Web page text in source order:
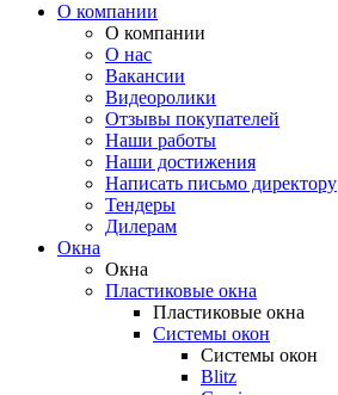
О компании
О компании
О нас
Вакансии
Видеоролики
Отзывы покупателей
Наши работы
Наши достижения
Написать письмо директору
Тендеры
Дилерам
Окна
Окна
Пластиковые окна
Пластиковые окна
Системы окон
Системы окон
Blitz